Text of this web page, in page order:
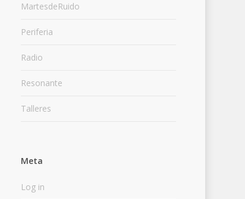
MartesdeRuido
Periferia
Radio
Resonante
Talleres
Meta
Log in